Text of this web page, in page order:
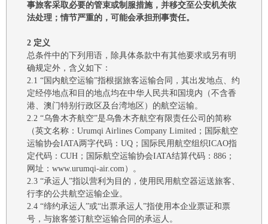
事旅客采取必要的管束或制服措施， 并移交至公安机关依
法处理；情节严重的，可能会承担刑事责任。
2 定义
总条件中的下列用语，除具体条款中有其他要求或另有明
确规定外，含义如下：
2.1 “国内航空运输”指根据旅客运输合同，其出发地点、约
定经停地点和目的地点均在中华人民共和国境内（不含香
港、澳门特别行政区及台湾地区）的航空运输。
2.2 “乌鲁木齐航空”是乌鲁木齐航空有限责任公司的简称
（英文名称： Urumqi Airlines Company Limited ； 国际航空
运输协会IATA两字代码：UQ ； 国际民用航空组织ICAO指
定代码：CUH ； 国际航空运输协会IATA结算代码 ： 886 ；
网址： www.urumqi-air.com） 。
2.3 “承运人”指以营利为目的，使用民用航空器运送旅客、
行李的公共航空运输企业。
2.4 “缔约承运人”或“出票承运人”指使用本企业票证和票
号，与旅客签订航空运输合同的承运人。